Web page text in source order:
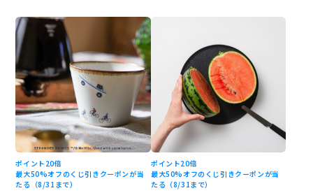
ポイント20倍
最大50%オフのくじ引きクーポンが当
たる（8/31まで）
ポイント20倍
最大50%オフのくじ引きクーポンが当
たる（8/31まで）